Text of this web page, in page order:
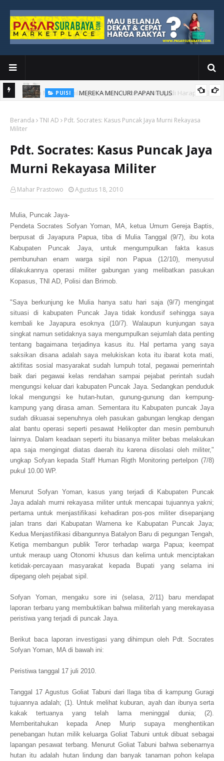
PUISI MEREKA MENCURI PAPAN TULIS
Beranda TNI AD
Pdt. Socrates: Kasus Puncak Jaya Murni Rekayasa
Militer
Pdt. Socrates: Kasus Puncak Jaya
Murni Rekayasa Militer
Mahar Prastowo Agustus 18, 2010
Mulia, Puncak Jaya-
Pendeta Socrates Sofyan Yoman, MA, ketua Umum Gereja Baptis,
berpusat di Jayapura Papua, tiba di Mulia Tanggal (9/7), ibu kota
Kabupaten Puncak Jaya, untuk mengumpulkan fakta kasus
pembunuhan enam warga sipil non Papua (12/10), menyusul
dilakukannya operasi militer gabungan yang melibatkan pasukan
Kopasus, TNI AD, Polisi dan Brimob.
"Saya berkunjung ke Mulia hanya satu hari saja (9/7) mengingat
situasi di kabupaten Puncak Jaya tidak kondusif sehingga saya
kembali ke Jayapura esoknya (10/7). Walaupun kunjungan saya
singkat namun setidaknya saya mengumpulkan sejumlah data penting
tentang bagaimana terjadinya kasus itu. Hal pertama yang saya
saksikan disana adalah saya melukiskan kota itu ibarat kota mati,
aktifitas sosial masyarakat sudah lumpuh total, pegawai pemerintah
baik dari pegawai kelas rendahan sampai pejabat perintah sudah
mengungsi keluar dari kabupaten Puncak Jaya. Sedangkan penduduk
lokal mengungsi ke hutan-hutan, gunung-gunung dan kempung-
kampung yang dirasa aman. Sementara itu Kabupaten puncak Jaya
sudah dikuasai sepenuhnya oleh pasukan gabungan lengkap dengan
alat bantu operasi seperti pesawat Helikopter dan mesin pembunuh
lainnya. Dalam keadaan seperti itu biasanya militer bebas melakukan
apa saja mengingat diatas daerah itu karena diisolasi oleh militer,"
ungkap Sofyan kepada Staff Human Rigth Monitoring pertelpon (7/8)
pukul 10.00 WP.
Menurut Sofyan Yoman, kasus yang terjadi di Kabupaten Puncak
Jaya adalah murni rekayasa militer untuk mencapai tujuannya yakni;
pertama untuk menjastifikasi kehadiran pos-pos militer disepanjang
jalan trans dari Kabupatan Wamena ke Kabupatan Puncak Jaya;
Kedua Menjastifikasi dibangunnya Batalyon Baru di pegungan Tengah,
Ketiga membangun publik Teror terhadap warga Papua; keempat
untuk meraup uang Otonomi khusus dan kelima untuk menciptakan
ketidak-percayaan masyarakat kepada Bupati yang selama ini
dipegang oleh pejabat sipil.
Sofyan Yoman, mengaku sore ini (selasa, 2/11) baru mendapat
laporan terbaru yang membuktikan bahwa militerlah yang merekayasa
peristiwa yang terjadi di puncak Jaya.
Berikut baca laporan investigasi yang dihimpun oleh Pdt. Socrates
Sofyan Yoman, MA di bawah ini:
Peristiwa tanggal 17 juli 2010.
Tanggal 17 Agustus Goliat Tabuni dari Ilaga tiba di kampung Guragi
tujuannya adalah; (1). Untuk melihat kuburan, ayah dan ibunya serta
kakak tertuanya yang telah lama meninggal dunia; (2).
Memberitahukan kepada Anep Murip supaya menghentikan
penebangan hutan milik keluarga Goliat Tabuni untuk dibuat sebagai
lapangan pesawat terbang. Menurut Goliat Tabuni bahwa sebenarnya
hutan itu adalah hutan lindung dan banyak tanaman pohon kelapa